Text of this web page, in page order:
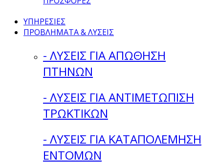
ΥΠΗΡΕΣΙΕΣ
ΠΡΟΒΛΗΜΑΤΑ & ΛΥΣΕΙΣ
- ΛΥΣΕΙΣ ΓΙΑ ΑΠΩΘΗΣΗ
ΠΤΗΝΩΝ
- ΛΥΣΕΙΣ ΓΙΑ ΑΝΤΙΜΕΤΩΠΙΣΗ
ΤΡΩΚΤΙΚΩΝ
- ΛΥΣΕΙΣ ΓΙΑ ΚΑΤΑΠΟΛΕΜΗΣΗ
ΕΝΤΟΜΩΝ